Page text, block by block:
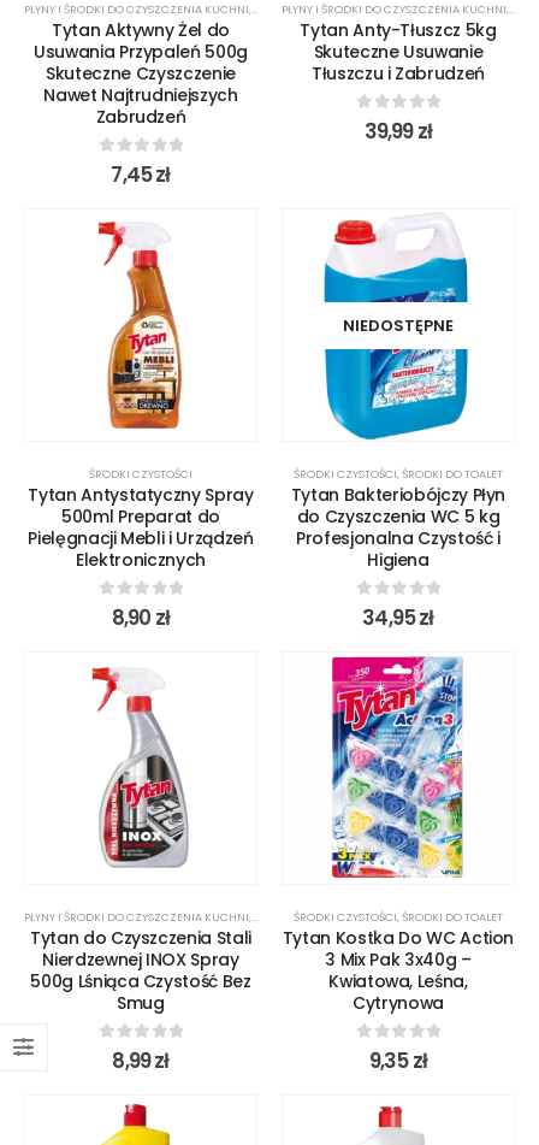
PŁYNY I ŚRODKI DO CZYSZCZENIA KUCHNI,ŚRODKI CZYSTOŚCI
Tytan Aktywny Żel do
Usuwania Przypaleń 500g
Skuteczne Czyszczenie
Nawet Najtrudniejszych
Zabrudzeń
out of 5
7,45zł
PŁYNY I ŚRODKI DO CZYSZCZENIA KUCHNI,
Tytan Anty-Tłuszcz 5kg
Skuteczne Usuwanie
Tłuszczu i Zabrudzeń
out of 5
39,99zł
ŚRODKI CZYSTOŚCI
Tytan Antystatyczny Spray
500ml Preparat do
Pielęgnacji Mebli i Urządzeń
Elektronicznych
out of 5
8,90 zł
NIEDOSTĘPNE
ŚRODKI CZYSTOŚCI,ŚRODKI DO TOALET
Tytan Bakteriobójczy Płyn
do Czyszczenia WC 5 kg
Profesjonalna Czystość i
Higiena
0out of 5
34,95zł
PŁYNY I ŚRODKI DO CZYSZCZENIA KUCHNI,ŚRODKI CZYSTOŚCI
Tytan do Czyszczenia Stali
Nierdzewnej INOX Spray
500g Lśniąca Czystość Bez
Smug
out of 5
8,99zł
ŚRODKI CZYSTOŚCI,ŚRODKI DO TOALET
Tytan Kostka Do WC Action
3 Mix Pak 3x40g –
Kwiatowa, Leśna,
Cytrynowa
out of 5
9,35zł